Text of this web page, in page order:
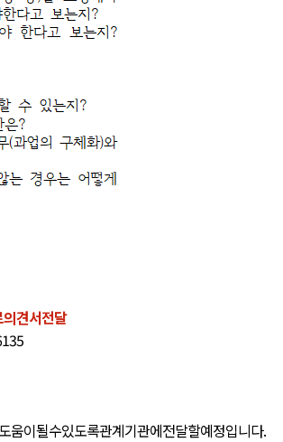
의견서전달
도움이될수있도록관계기관에전달할예정입니다.